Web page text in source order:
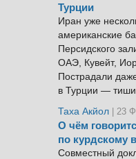
Турции
Иран уже
американские
Персидского
ОАЭ, Кувейт,
Пострадали
в Турции —
Таха Акйол | 23
О чём
по курдскому
Совместный